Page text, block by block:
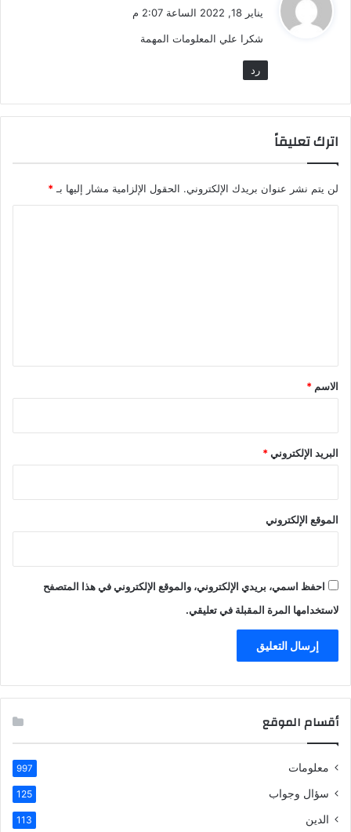
ل
يناير 18, 2022 الساعة 2:07 م
شكرا علي المعلومات المهمة
رد
اترك تعليقاً
لن يتم نشر عنوان بريدك الإلكتروني. الحقول الإلزامية مشار إليها بـ *
*
الاسم *
البريد الإلكتروني*
الموقع الإلكتروني
احفظ اسمي، بريدي الإلكتروني، والموقع الإلكتروني في هذا المتصفح
لاستخدامها المرة المقبلة في تعليقي.
أقسام الموقع
معلومات 997
سؤال وجواب 125
الدين 113